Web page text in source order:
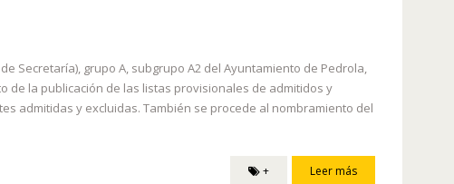
Secretaría), grupo A, subgrupo A2 del Ayuntamiento de Pedrola,
de la publicación de las listas provisionales de admitidos y
admitidas y excluidas. También se procede al nombramiento del
Leer más
+